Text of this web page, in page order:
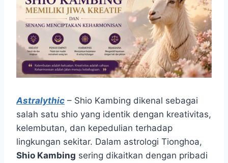
Astralythic – Shio Kambing dikenal sebagai
salah satu shio yang identik dengan kreativitas,
kelembutan, dan kepedulian terhadap
lingkungan sekitar. Dalam astrologi Tionghoa,
Shio Kambing sering dikaitkan dengan pribadi